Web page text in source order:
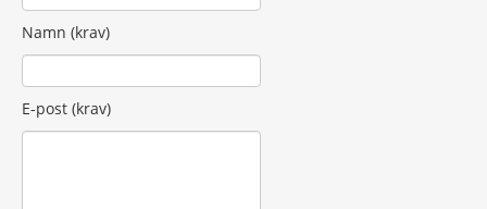
Namn (krav)
E-post (krav)